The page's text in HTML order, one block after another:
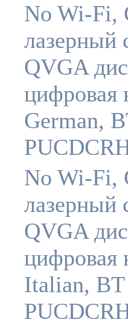
No Wi-Fi,
лазерный
QVGA
цифровая
German,
No Wi-Fi,
лазерный
QVGA
цифровая
Italian,